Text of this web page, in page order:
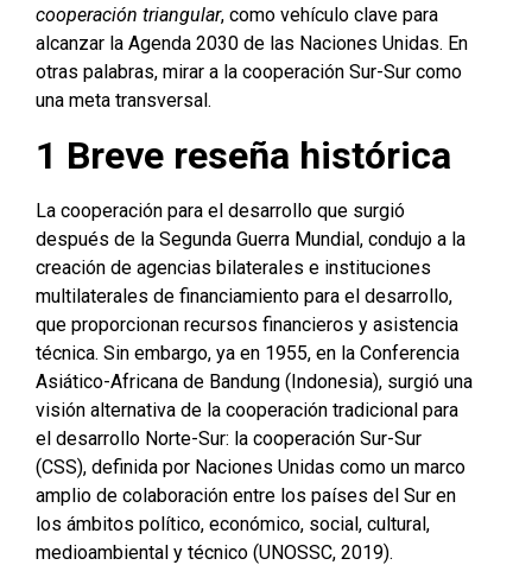
cooperación triangular, como vehículo clave para
alcanzar la Agenda 2030 de las Naciones Unidas. En
otras palabras, mirar a la cooperación Sur-Sur como
una meta transversal.
1 Breve reseña histórica
La cooperación para el desarrollo que surgió
después de la Segunda Guerra Mundial, condujo a la
creación de agencias bilaterales e instituciones
multilaterales de financiamiento para el desarrollo,
que proporcionan recursos financieros y asistencia
técnica. Sin embargo, ya en 1955, en la Conferencia
Asiático-Africana de Bandung (Indonesia), surgió una
visión alternativa de la cooperación tradicional para
el desarrollo Norte-Sur: la cooperación Sur-Sur
(CSS), definida por Naciones Unidas como un marco
amplio de colaboración entre los países del Sur en
los ámbitos político, económico, social, cultural,
medioambiental y técnico (UNOSSC, 2019).